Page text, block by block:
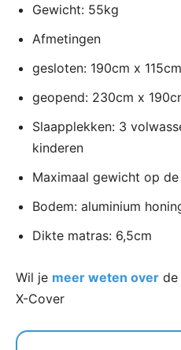
Gewicht: 55kg
Afmetingen
gesloten: 190cm x
geopend: 230cm x
Slaapplekken: 3
kinderen
Maximaal gewicht op
Bodem: aluminium
Dikte matras: 6,5cm
Wil je meer weten over de
X-Cover